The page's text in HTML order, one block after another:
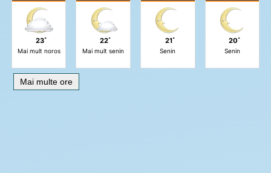
23˚
Mai mult noros
22˚
Mai mult senin
21˚
Senin
20˚
Senin
Mai multe ore